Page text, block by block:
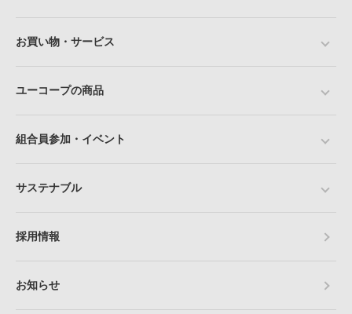
お買い物・サービス
ユーコープの商品
組合員参加・イベント
サステナブル
採用情報
お知らせ